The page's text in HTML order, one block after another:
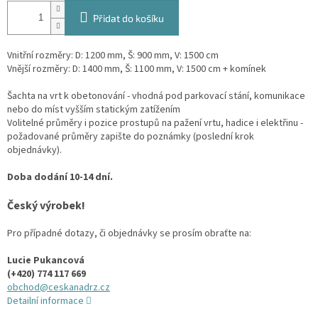
Přidat do košíku
Vnitřní rozměry: D: 1200 mm, Š: 900 mm, V: 1500 cm
Vnější rozměry: D: 1400 mm, Š: 1100 mm, V: 1500 cm + komínek
Šachta na vrt k obetonování - vhodná pod parkovací stání, komunikace
nebo do míst vyšším statickým zatížením
Volitelné průměry i pozice prostupů na pažení vrtu, hadice i elektřinu -
požadované průměry zapište do poznámky (poslední krok
objednávky).
Doba dodání 10-14 dní.
Český výrobek!
Pro případné dotazy, či objednávky se prosím obraťte na:
Lucie Pukancová
(+420) 774 117 669
obchod@ceskanadrz.cz
Detailní informace